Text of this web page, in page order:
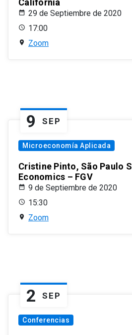
California
29 de Septiembre de 2020
17:00
Zoom
9 SEP
Microeconomía Aplicada
Cristine Pinto, São Paulo
Economics – FGV
9 de Septiembre de 2020
15:30
Zoom
2 SEP
Conferencias